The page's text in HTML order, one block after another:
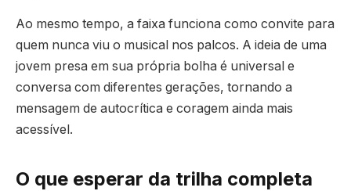
Ao mesmo tempo, a faixa funciona como convite para
quem nunca viu o musical nos palcos. A ideia de uma
jovem presa em sua própria bolha é universal e
conversa com diferentes gerações, tornando a
mensagem de autocrítica e coragem ainda mais
acessível.
O que esperar da trilha completa